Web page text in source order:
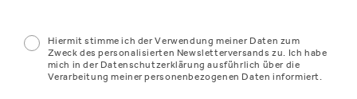
Hiermit stimme ich der Verwendung meiner Daten zum
Zweck des personalisierten Newsletterversands zu. Ich habe
mich in der Datenschutzerklärung ausführlich über die
Verarbeitung meiner personenbezogenen Daten informiert.